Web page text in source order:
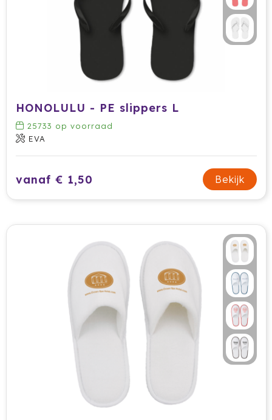
HONOLULU - PE slippers L
25733 op voorraad
EVA
vanaf € 1,50 Bekijk